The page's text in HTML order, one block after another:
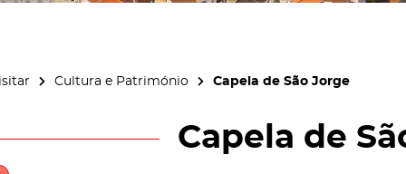
Cultura e Património Capela de São Jorge
Capela de